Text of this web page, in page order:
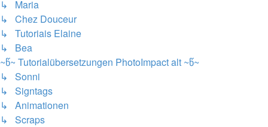
↳ Maria
↳ Chez Douceur
↳ Tutoriais Elaine
↳ Bea
~წ~ Tutorialübersetzungen PhotoImpact alt ~წ~
↳ Sonni
↳ Signtags
↳ Animationen
↳ Scraps